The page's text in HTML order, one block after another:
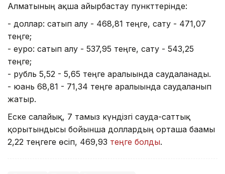
Алматының ақша айырбастау пункттерінде:
- доллар: сатып алу - 468,81 теңге, сату - 471,07
теңге;
- еуро: сатып алу - 537,95 теңге, сату - 543,25
теңге;
- рубль 5,52 - 5,65 теңге аралығында саудаланады.
- юань 68,81 - 71,34 теңге аралығында саудаланып
жатыр.
Еске салайық, 7 тамыз күндізгі сауда-саттық
қорытындысы бойынша доллардың орташа бағамы
2,22 теңгеге өсіп, 469,93 теңге болды.